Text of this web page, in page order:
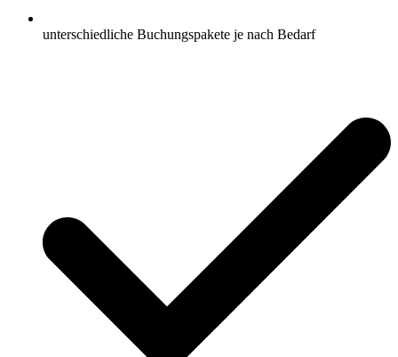
unterschiedliche Buchungspakete je nach Bedarf